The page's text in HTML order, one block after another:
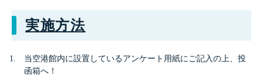
実施方法
当空港館内に設置しているアンケート用紙にご記入の上、投
函箱へ！